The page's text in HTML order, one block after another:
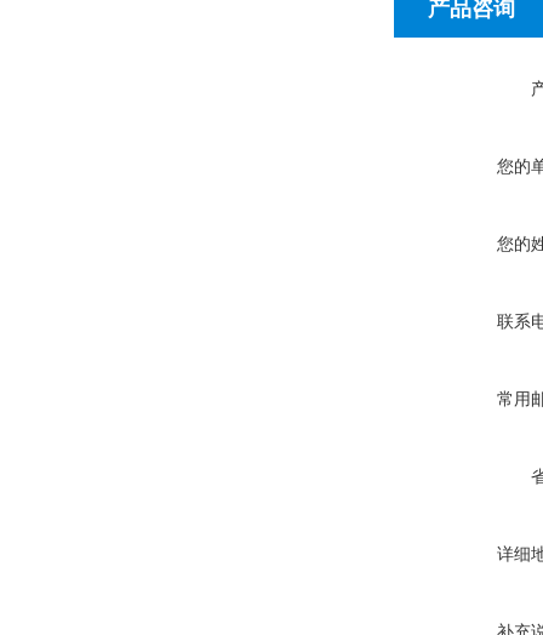
产品咨询
您的
您的
联系
常用
详细